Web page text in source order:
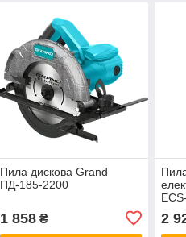
Пила дискова Grand
ПД-185-2200
1 858₴ 2